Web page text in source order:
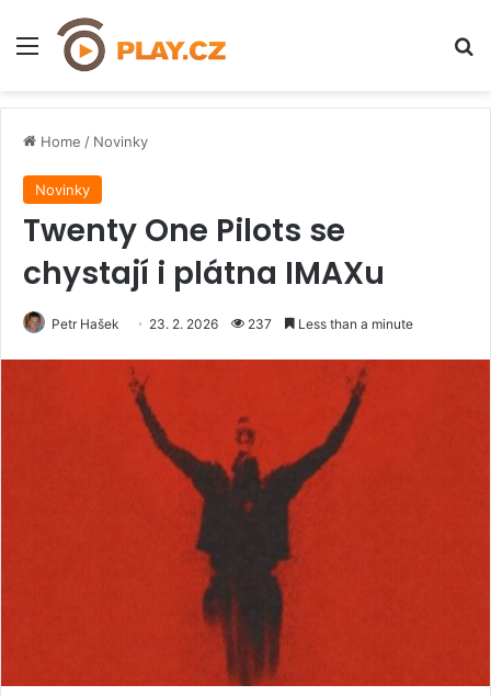
Menu
Home / Novinky
Novinky
Twenty One Pilots se
chystají i plátna IMAXu
Petr Hašek 23. 2. 2026 237 Less than a minute